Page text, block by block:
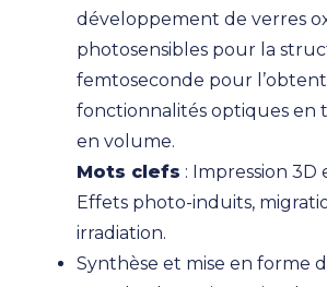
développement de verres
photosensibles pour la
femtoseconde pour
fonctionnalités optiques en
en volume.
Mots clefs : Impression 3D
Effets photo-induits,
irradiation.
Synthèse et mise en forme